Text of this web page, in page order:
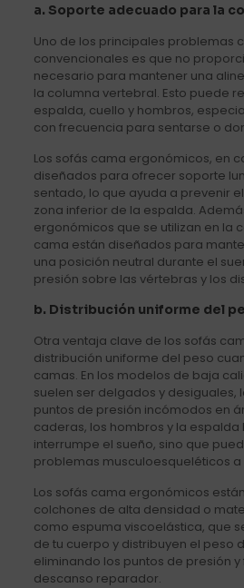
a. Soporte adecuado para la
Uno de los principales problemas
convencionales es que no
necesario para mantener una
la columna vertebral. Esto puede
espalda, cuello y hombros,
con frecuencia para sentarse o
Los sofás cama ergonómicos, en
diseñados para ofrecer soporte
sentado, lo que ayuda a prevenir
zona inferior de la espalda.
ergonómicos que se utilizan en la
cama están diseñados para
una posición neutral durante el
presión sobre las vértebras y los
b. Distribución uniforme del
Otra ventaja clave de los sofás
distribución uniforme del peso
camas. En los modelos de baja
suelen ser delgados y desiguales,
puntos de presión incómodos en
caderas, los hombros y la espalda
interrumpe el sueño, sino que
problemas musculoesqueléticos
Los sofás cama ergonómicos
colchones de alta densidad o
como espuma viscoelástica, que
de tu cuerpo y distribuyen el peso
eliminando los puntos de presión
descanso reparador.